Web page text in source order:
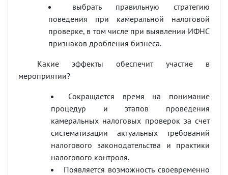
выбрать правильную стратегию
поведения при камеральной налоговой
проверке, в том числе при выявлении ИФНС
признаков дробления бизнеса.
Какие эффекты обеспечит участие в
мероприятии?
Сокращается время на понимание
процедур и этапов проведения
камеральных налоговых проверок за счет
систематизации актуальных требований
налогового законодательства и практики
налогового контроля.
Появляется возможность своевременно